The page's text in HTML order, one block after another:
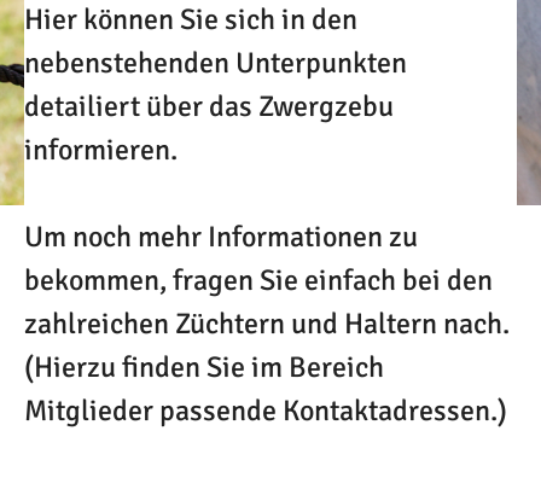
Hier können Sie sich in den
nebenstehenden Unterpunkten
detailiert über das Zwergzebu
informieren.
Um noch mehr Informationen zu
bekommen, fragen Sie einfach bei den
zahlreichen Züchtern und Haltern nach.
(Hierzu finden Sie im Bereich
Mitglieder passende Kontaktadressen.)